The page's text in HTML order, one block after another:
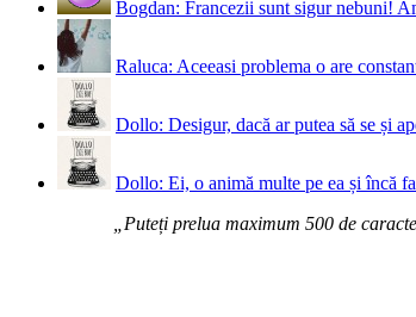
Bogdan: Francezii sunt sigur nebuni!
Raluca: Aceeasi problema o are
Dollo: Desigur, dacă ar putea să se și
Dollo: Ei, o animă multe pe ea și încă
„Puteți prelua maximum 500 de